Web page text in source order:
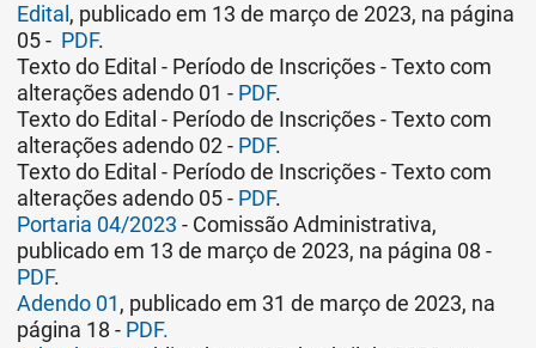
Edital , publicado em 13 de março de 2023, na página
05 - PDF.
Texto do Edital - Período de Inscrições - Texto com
alterações adendo 01 - PDF.
Texto do Edital - Período de Inscrições - Texto com
alterações adendo 02 - PDF.
Texto do Edital - Período de Inscrições - Texto com
alterações adendo 05 - PDF.
Portaria 04/2023 - Comissão Administrativa,
publicado em 13 de março de 2023, na página 08 -
PDF.
Adendo 01, publicado em 31 de março de 2023, na
página 18 - PDF.